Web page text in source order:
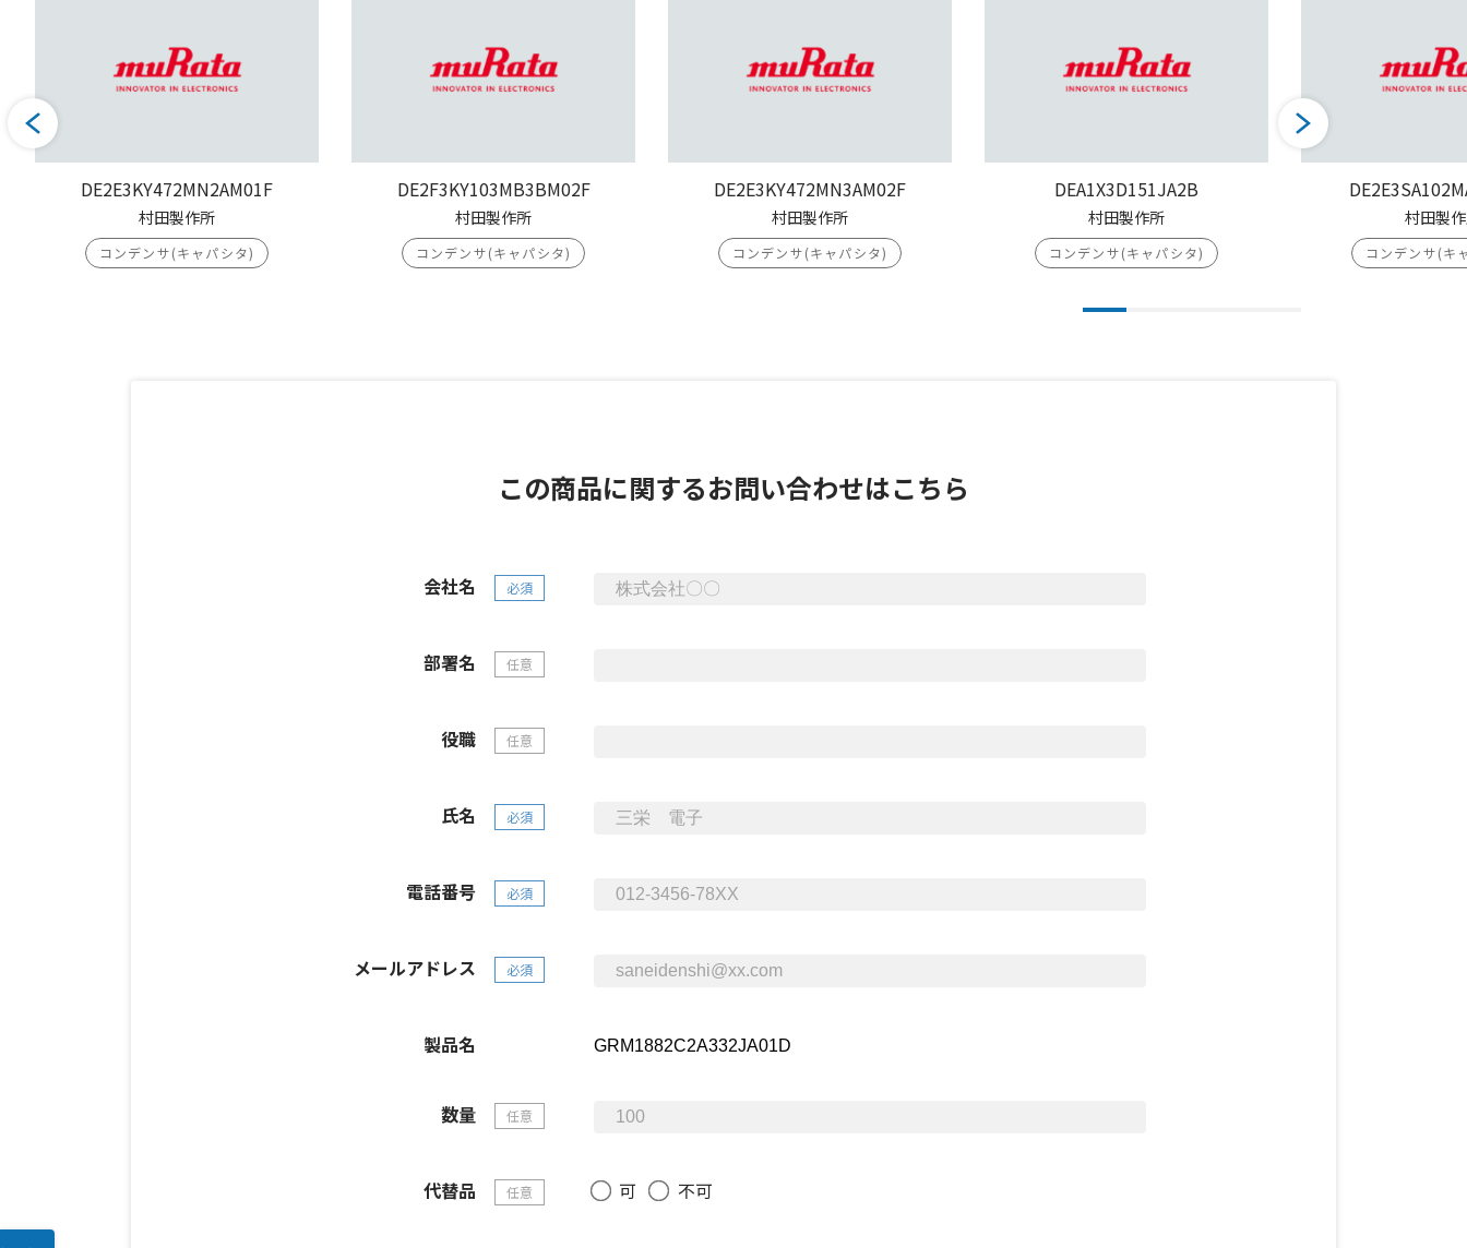
DE2E3KY472MN2AM01F
村田製作所
コンデンサ(キャパシタ)
DE2F3KY103MB3BM02F
村田製作所
コンデンサ(キャパシタ)
DE2E3KY472MN3AM02F
村田製作所
コンデンサ(キャパシタ)
DEA1X3D151JA2B
村田製作所
コンデンサ(キャパシタ)
村田製
コンデンサ(キ
この商品に関するお問い合わせはこちら
会社名 必須
部署名 任意
役職 任意
氏名 必須
電話番号 必須
メールアドレス 必須
製品名
数量 任意
代替品 任意 可 不可